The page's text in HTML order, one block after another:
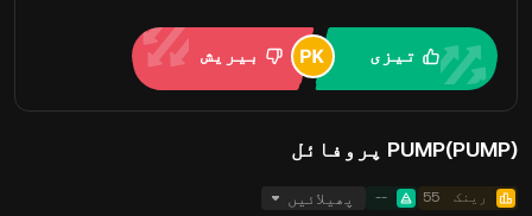
تیزی بیریش
PUMP(PUMP) پروفائل
رینک 55
-- پھیلائیں